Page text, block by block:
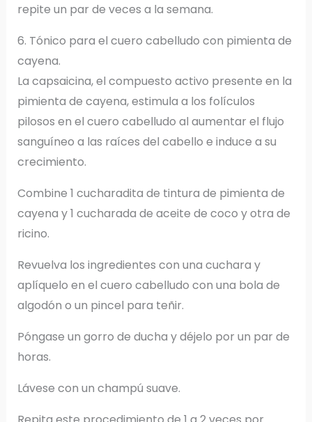
repite un par de veces a la semana.
6. Tónico para el cuero cabelludo con pimienta de
cayena.
La capsaicina, el compuesto activo presente en la
pimienta de cayena, estimula a los folículos
pilosos en el cuero cabelludo al aumentar el flujo
sanguíneo a las raíces del cabello e induce a su
crecimiento.
Combine 1 cucharadita de tintura de pimienta de
cayena y 1 cucharada de aceite de coco y otra de
ricino.
Revuelva los ingredientes con una cuchara y
aplíquelo en el cuero cabelludo con una bola de
algodón o un pincel para teñir.
Póngase un gorro de ducha y déjelo por un par de
horas.
Lávese con un champú suave.